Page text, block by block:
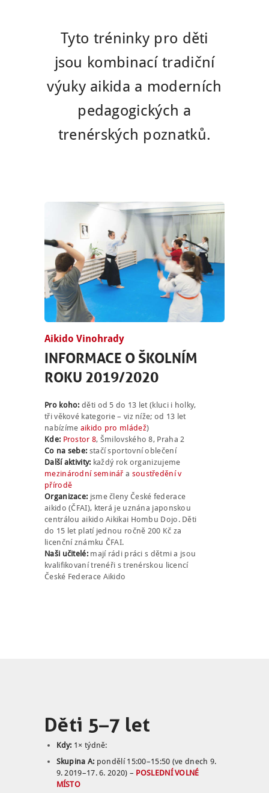
Tyto tréninky pro děti
jsou kombinací tradiční
výuky aikida a moderních
pedagogických a
trenérských poznatků.
Aikido Vinohrady
INFORMACE O ŠKOLNÍM
ROKU 2019/2020
Pro koho: děti od 5 do 13 let (kluci i holky,
tři věkové kategorie – viz níže; od 13 let
nabízíme aikido pro mládež)
Kde: Prostor 8, Šmilovského 8, Praha 2
Co na sebe: stačí sportovní oblečení
Další aktivity: každý rok organizujeme
mezinárodní seminář a soustředění v
přírodě
Organizace: jsme členy České federace
aikido (ČFAI), která je uznána japonskou
centrálou aikido Aikikai Hombu Dojo. Děti
do 15 let platí jednou ročně 200 Kč za
licenční známku ČFAI.
Naši učitelé:mají rádi práci s dětmi a jsou
kvalifikovaní trenéři s trenérskou licencí
České Federace Aikido
Děti 5–7 let
Kdy: 1× týdně:
Skupina A: pondělí 15:00–15:50 (ve dnech 9.
9. 2019–17. 6. 2020) – POSLEDNÍ VOLNÉ
MÍSTO